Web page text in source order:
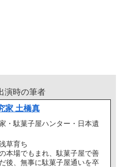
演時の筆者
家 土橋真
・駄菓子屋ハンター・日本遺
草育ち
本場でもまれ、駄菓子屋で善
後、無事に駄菓子屋通いを卒